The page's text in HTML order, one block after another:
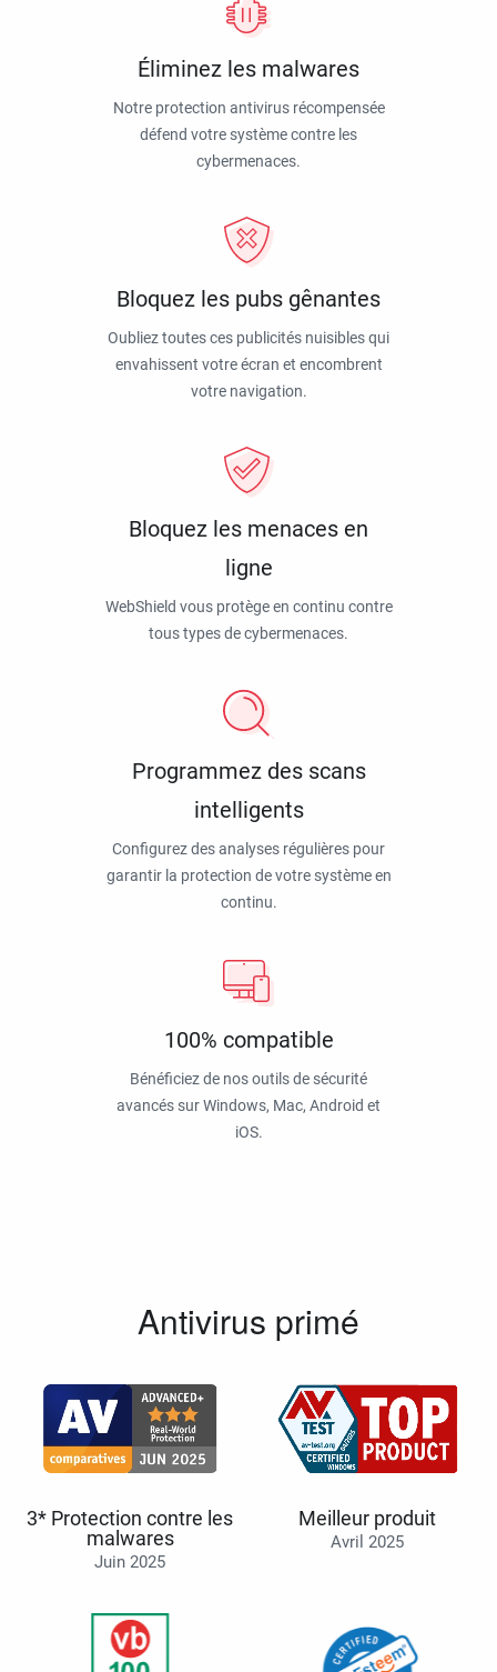
Éliminez les malwares
Notre protection antivirus récompensée
défend votre système contre les
cybermenaces.
Bloquez les pubs gênantes
Oubliez toutes ces publicités nuisibles qui
envahissent votre écran et encombrent
votre navigation.
Bloquez les menaces en
ligne
WebShield vous protège en continu contre
tous types de cybermenaces.
Programmez des scans
intelligents
Configurez des analyses régulières pour
garantir la protection de votre système en
continu.
100% compatible
Bénéficiez de nos outils de sécurité
avancés sur Windows, Mac, Android et
iOS.
Antivirus primé
3* Protection contre les
malwares
Juin 2025
Meilleur produit
Avril 2025